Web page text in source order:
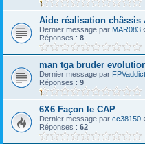
Aide réalisation châssis
Dernier message par MAR083
Réponses : 8
man tga bruder
Dernier message par FPVaddict
Réponses : 9
6X6 Façon le CAP
Dernier message par cc38150
Réponses : 62